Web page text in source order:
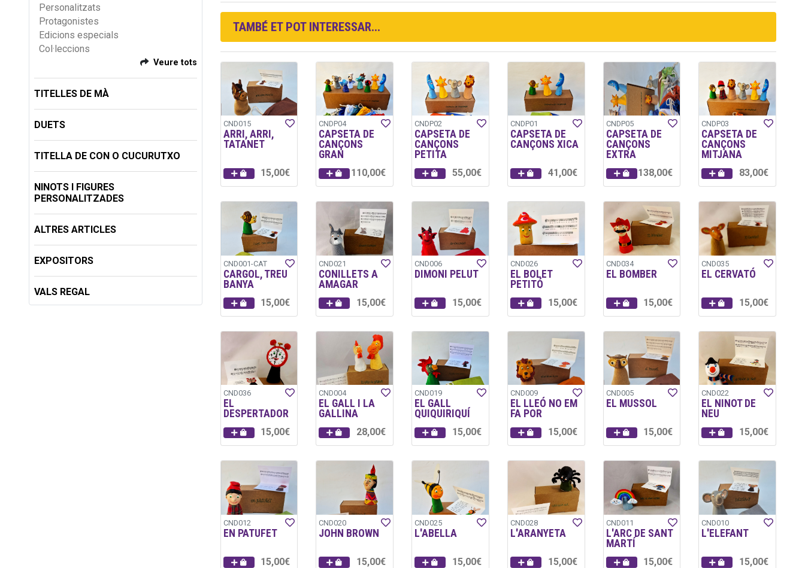
Personalitzats
Protagonistes
Edicions especials
Col·leccions
Veure tots
TITELLES DE MÀ
DUETS
TITELLA DE CON O CUCURUTXO
NINOTS I FIGURES
PERSONALITZADES
ALTRES ARTICLES
EXPOSITORS
VALS REGAL
TAMBÉ ET POT INTERESSAR...
CND015
ARRI, ARRI,
TATANET
15,00€
CNDP04
CAPSETA DE
CANÇONS
GRAN
110,00€
CNDP02
CAPSETA DE
CANÇONS
PETITA
55,00€
CNDP01
CAPSETA DE
CANÇONS XICA
41,00€
CNDP05
CAPSETA DE
CANÇONS
EXTRA
138,00€
CNDP03
CAPSETA DE
CANÇONS
MITJANA
83,00€
CND001-CAT
CARGOL, TREU
BANYA
15,00€
CND021
CONILLETS A
AMAGAR
15,00€
CND006
DIMONI PELUT
15,00€
CND026
EL BOLET
PETITÓ
15,00€
CND034
EL BOMBER
15,00€
CND035
EL CERVATÓ
15,00€
CND036
EL
DESPERTADOR
15,00€
CND004
EL GALL I LA
GALLINA
28,00€
CND019
EL GALL
QUIQUIRIQUÍ
15,00€
CND009
EL LLEÓ NO EM
FA POR
15,00€
CND005
EL MUSSOL
15,00€
CND022
EL NINOT DE
NEU
15,00€
CND012
EN PATUFET
15,00€
CND020
JOHN BROWN
15,00€
CND025
L'ABELLA
15,00€
CND028
L'ARANYETA
15,00€
CND011
L'ARC DE SANT
MARTÍ
15,00€
CND010
L'ELEFANT
15,00€